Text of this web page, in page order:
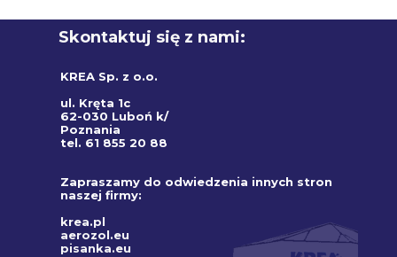
Skontaktuj się z nami:
KREA Sp. z o.o.
ul. Kręta 1c
62-030 Luboń k/
Poznania
tel. 61 855 20 88
Zapraszamy do odwiedzenia innych stron
naszej firmy:
krea.pl
aerozol.eu
pisanka.eu